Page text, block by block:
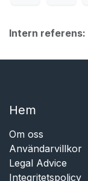
Intern referens:
Hem​​
Om oss
Användarvillkor
Legal Advice
Integritetspolicy